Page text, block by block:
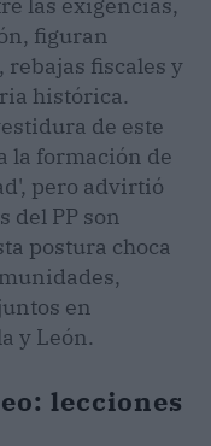
figuran
fiscales y
histórica.
de este
la formación de
pero advirtió
del PP son
postura choca
en
y León.
lecciones